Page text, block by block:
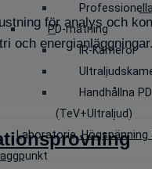
PD-mätning
IR-Kameror
Handhållna
(TeV+Ultraljud)
Laboratorie, Högspänning
för analys och
och energianläggningar.